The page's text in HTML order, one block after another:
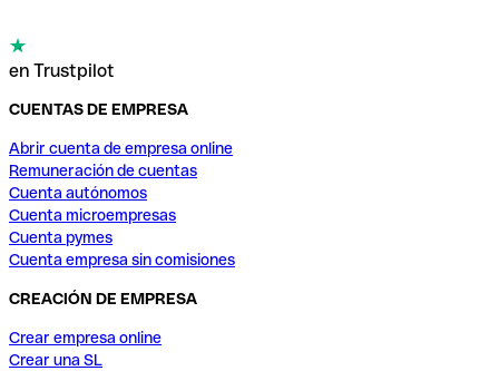
en Trustpilot
CUENTAS DE EMPRESA
Abrir cuenta de empresa online
Remuneración de cuentas
Cuenta autónomos
Cuenta microempresas
Cuenta pymes
Cuenta empresa sin comisiones
CREACIÓN DE EMPRESA
Crear empresa online
Crear una SL